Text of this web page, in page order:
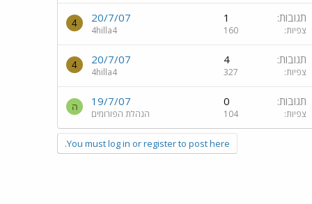
תגובות 1
צפיות 160
20/7/07
4hilla4
4
תגובות 4
צפיות 327
20/7/07
4hilla4
4
תגובות 0
צפיות 104
19/7/07
הנהלת הפורומים
ה
You must log in or register to post here.